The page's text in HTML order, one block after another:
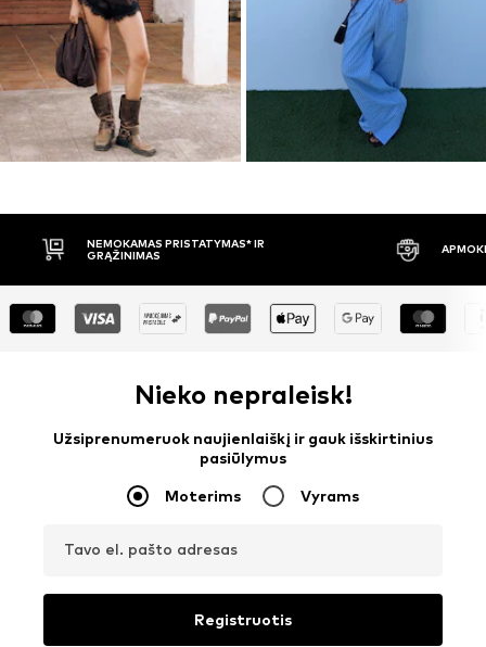
APMOKĖJIMAS PRISTAČIUS 30 DIENŲ
Nieko nepraleisk!
Užsiprenumeruok naujienlaiškį ir gauk išskirtinius
pasiūlymus
Moterims Vyrams
Tavo el. pašto adresas
Registruotis